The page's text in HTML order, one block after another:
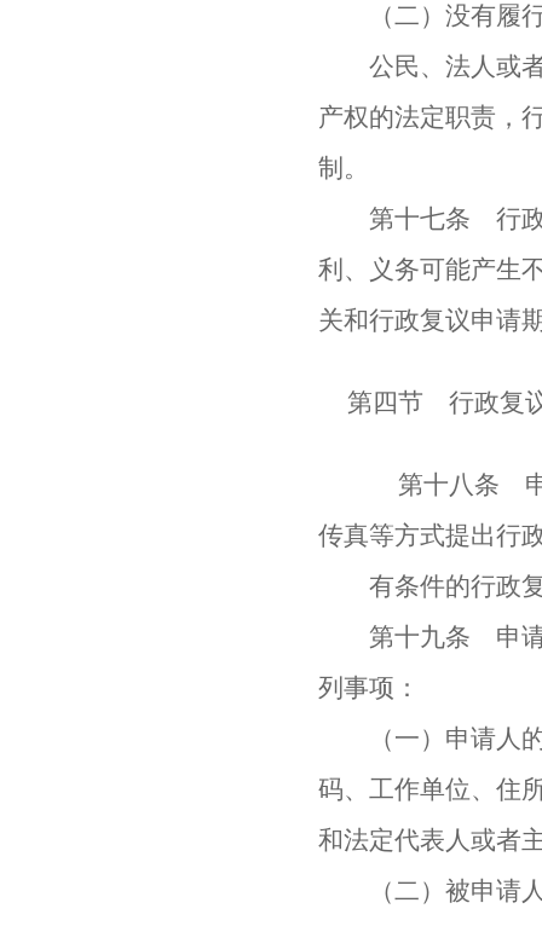
（二）没有履行
公民、法人或者
产权的法定职责，
制。
第十七条 行政机
利、义务可能产生
关和行政复议申请
第四节 行政复
第十八条 申请
传真等方式提出行
有条件的行政复
第十九条 申请人
列事项：
（一）申请人的
码、工作单位、住
和法定代表人或者
（二）被申请人